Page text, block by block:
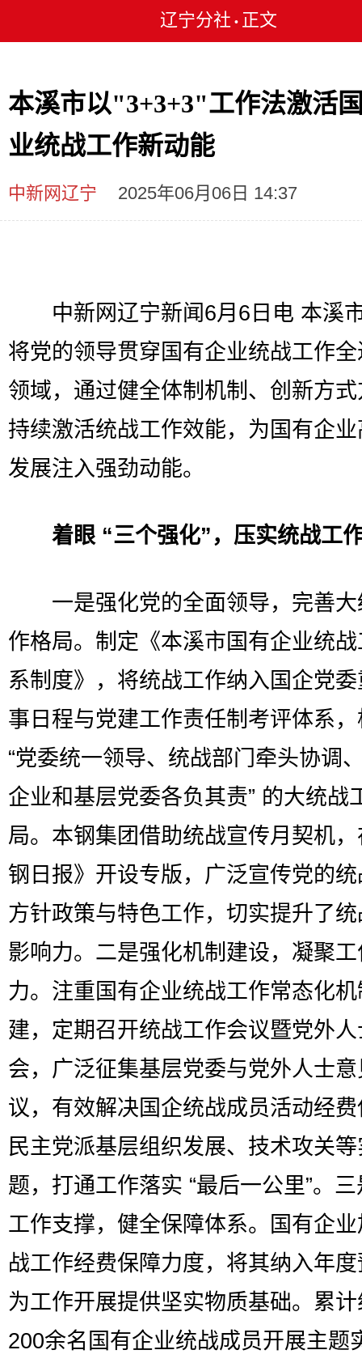
辽宁分社 • 正文
本溪市以"3+3+3"工作法激活
业统战工作新动能
中新网辽宁 2025年06月06日 14:37
中新网辽宁新闻6月6日电 本溪
将党的领导贯穿国有企业统战工作
领域，通过健全体制机制、创新方
持续激活统战工作效能，为国有企
发展注入强劲动能。​
着眼 “三个强化”，压实统战工
一是强化党的全面领导，完善大
作格局。制定《本溪市国有企业统
系制度》，将统战工作纳入国企党
事日程与党建工作责任制考评体系
“党委统一领导、统战部门牵头协调
企业和基层党委各负其责” 的大统战
局。本钢集团借助统战宣传月契机
钢日报》开设专版，广泛宣传党的
方针政策与特色工作，切实提升了
影响力。二是强化机制建设，凝聚
力。注重国有企业统战工作常态化
建，定期召开统战工作会议暨党外
会，广泛征集基层党委与党外人士
议，有效解决国企统战成员活动经
民主党派基层组织发展、技术攻关
题，打通工作落实 “最后一公里”。
工作支撑，健全保障体系。国有企
战工作经费保障力度，将其纳入年
为工作开展提供坚实物质基础。累
200余名国有企业统战成员开展主题